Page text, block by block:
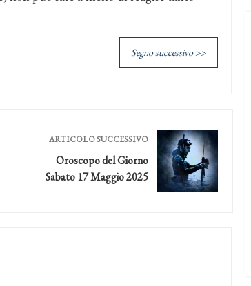
Segno successivo >>
ARTICOLO SUCCESSIVO
Oroscopo del Giorno
Sabato 17 Maggio 2025